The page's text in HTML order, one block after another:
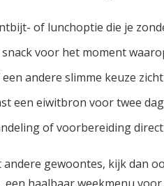
of lunchoptie die je
voor het moment
andere slimme keuze
een eiwitbron voor twee
of voorbereiding
gewoontes, kijk dan